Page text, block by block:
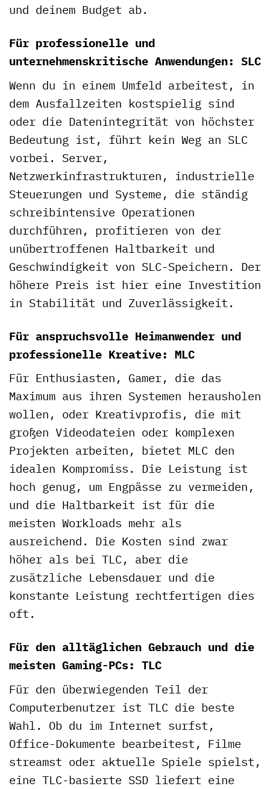
und deinem Budget ab.
Für professionelle und
unternehmenskritische Anwendungen: SLC
Wenn du in einem Umfeld arbeitest, in
dem Ausfallzeiten kostspielig sind
oder die Datenintegrität von höchster
Bedeutung ist, führt kein Weg an SLC
vorbei. Server,
Netzwerkinfrastrukturen, industrielle
Steuerungen und Systeme, die ständig
schreibintensive Operationen
durchführen, profitieren von der
unübertroffenen Haltbarkeit und
Geschwindigkeit von SLC-Speichern. Der
höhere Preis ist hier eine Investition
in Stabilität und Zuverlässigkeit.
Für anspruchsvolle Heimanwender und
professionelle Kreative: MLC
Für Enthusiasten, Gamer, die das
Maximum aus ihren Systemen herausholen
wollen, oder Kreativprofis, die mit
großen Videodateien oder komplexen
Projekten arbeiten, bietet MLC den
idealen Kompromiss. Die Leistung ist
hoch genug, um Engpässe zu vermeiden,
und die Haltbarkeit ist für die
meisten Workloads mehr als
ausreichend. Die Kosten sind zwar
höher als bei TLC, aber die
zusätzliche Lebensdauer und die
konstante Leistung rechtfertigen dies
oft.
Für den alltäglichen Gebrauch und die
meisten Gaming-PCs: TLC
Für den überwiegenden Teil der
Computerbenutzer ist TLC die beste
Wahl. Ob du im Internet surfst,
Office-Dokumente bearbeitest, Filme
streamst oder aktuelle Spiele spielst,
eine TLC-basierte SSD liefert eine